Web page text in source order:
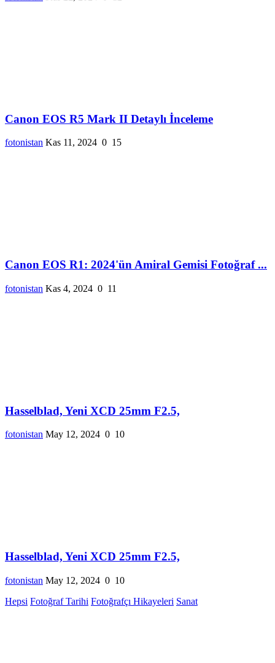
Canon EOS R5 Mark II Detaylı İnceleme
fotonistan Kas 11, 2024 0 15
Canon EOS R1: 2024'ün Amiral Gemisi Fotoğraf ...
fotonistan Kas 4, 2024 0 11
Hasselblad, Yeni XCD 25mm F2.5,
fotonistan May 12, 2024 0 10
Hasselblad, Yeni XCD 25mm F2.5,
fotonistan May 12, 2024 0 10
Hepsi Fotoğraf Tarihi Fotoğrafçı Hikayeleri Sanat